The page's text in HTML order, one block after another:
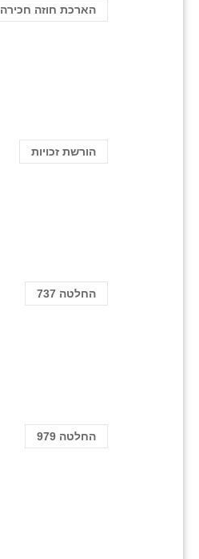
הארכת חוזה חכירה
הורשת זכויות
החלטה 737
החלטה 979